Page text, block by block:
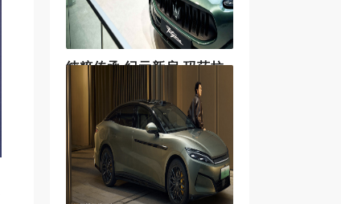
纯粹传承 纪元新启 玛莎拉
蒂“三叉戟之年”于2026布
鲁塞尔车展优雅启幕
2026年1月14日，上海——备受瞩目
的2026年布鲁塞尔车展，于1月9日
至18日隆重举行。意式奢华缔造者
玛莎拉蒂，携旗下多款重磅车型优
雅亮相，以个性风范诠释魅力型
格，成为全场焦点。此次亮相，亦